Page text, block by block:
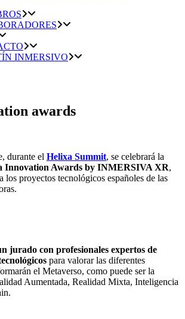
INMERSIVO
awards
durante el Helixa Summit, se celebrará la
Innovation Awards by INMERSIVA XR,
los proyectos tecnológicos españoles de las
jurado con profesionales expertos de
para valorar las diferentes
el Metaverso, como puede ser la
Aumentada, Realidad Mixta, Inteligencia